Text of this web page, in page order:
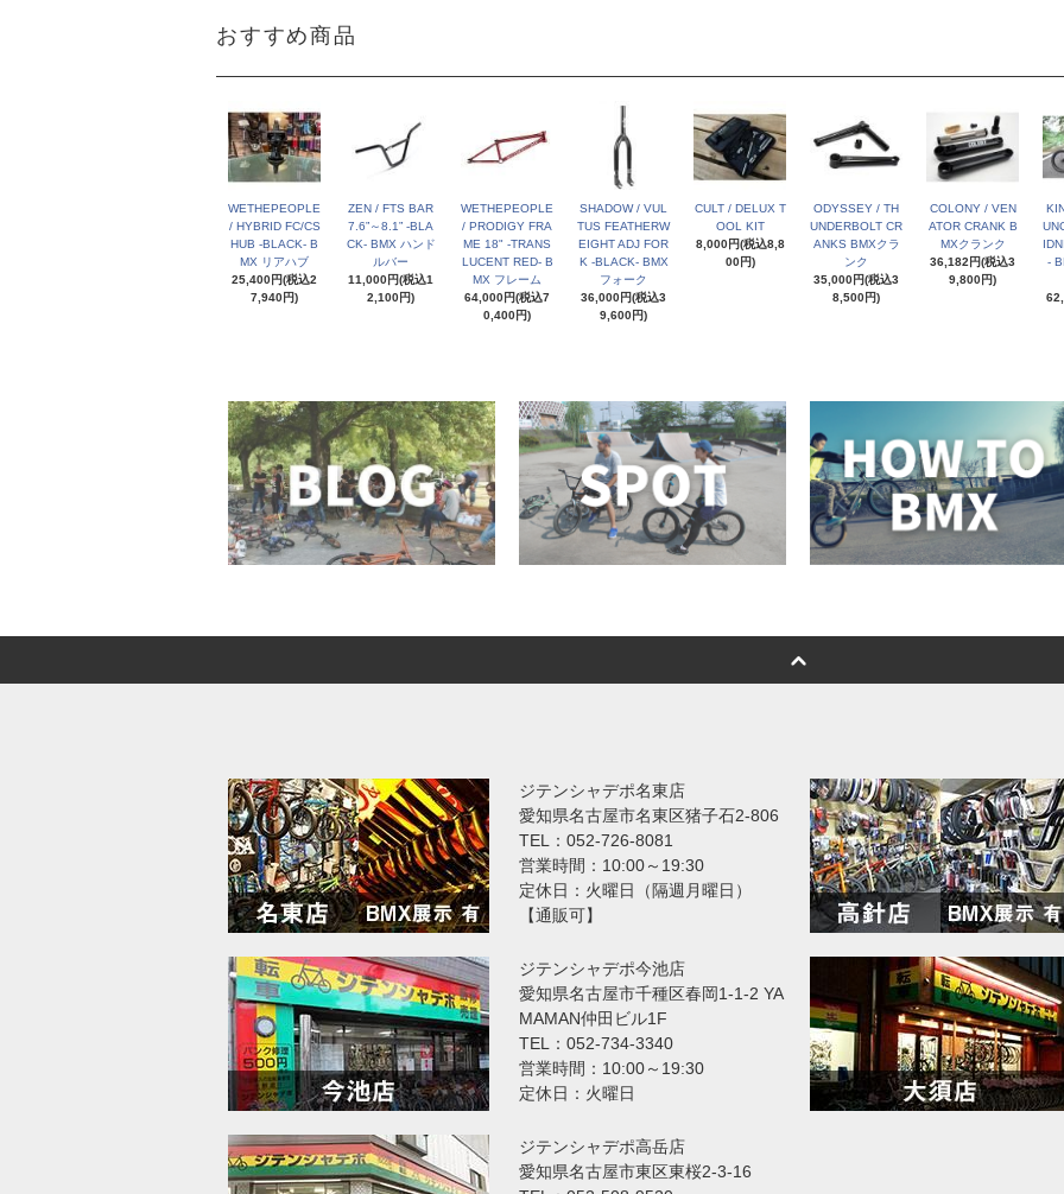
おすすめ商品
WETHEPEOPLE
/ HYBRID FC/CS
HUB -BLACK- B
MX リアハブ
25,400円(税込2
7,940円)
ZEN / FTS BAR
7.6”～8.1” -BLA
CK- BMX ハンド
ルバー
11,000円(税込1
2,100円)
WETHEPEOPLE
/ PRODIGY FRA
ME 18" -TRANS
LUCENT RED- B
MX フレーム
64,000円(税込7
0,400円)
SHADOW / VUL
TUS FEATHERW
EIGHT ADJ FOR
K -BLACK- BMX
フォーク
36,000円(税込3
9,600円)
CULT / DELUX T
OOL KIT
8,000円(税込8,8
00円)
ODYSSEY / TH
UNDERBOLT CR
ANKS BMXクラ
ンク
35,000円(税込3
8,500円)
COLONY / VEN
ATOR CRANK B
MXクランク
36,182円(税込3
9,800円)
-
ジテンシャデポ名東店
愛知県名古屋市名東区猪子石2-806
TEL：052-726-8081
営業時間：10:00～19:30
定休日：火曜日（隔週月曜日）
【通販可】
ジテンシャデポ今池店
愛知県名古屋市千種区春岡1-1-2 YA
MAMAN仲田ビル1F
TEL：052-734-3340
営業時間：10:00～19:30
定休日：火曜日
ジテンシャデポ高岳店
愛知県名古屋市東区東桜2-3-16